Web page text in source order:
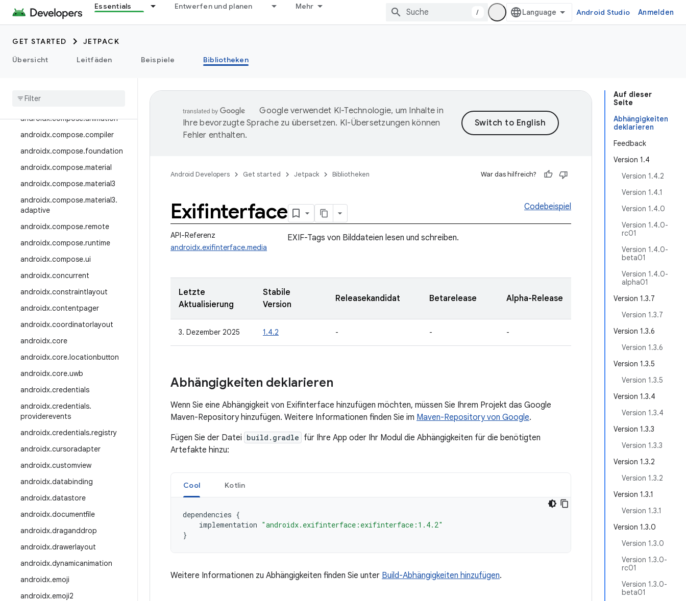
Essentials Entwerfen und planen Mehr
/ Android Studio Anmelden
GET STARTED
JETPACK
Übersicht
Leitfäden Beispiele Bibliotheken
androidx.camera.media3
androidx.camera.viewfinder
androidx.car
androidx
androidx.compose.animation
androidx.compose.compiler
androidx.compose.foundation
androidx.compose.material
androidx.compose.material3
androidx.compose.material3.
adaptive
androidx.compose.remote
androidx.compose.runtime
androidx.compose.ui
androidx.concurrent
androidx.constraintlayout
androidx.contentpager
androidx.coordinatorlayout
androidx.core
androidx.core.locationbutton
androidx.core.uwb
androidx.credentials
androidx.credentials.
providerevents
androidx.credentials.registry
androidx.cursoradapter
androidx.customview
androidx.databinding
androidx.datastore
androidx.documentfile
androidx.draganddrop
androidx.drawerlayout
androidx.dynamicanimation
androidx.emoji
androidx.emoji2
Auf dieser
Seite
Abhängigkeiten
deklarieren
Feedback
Version 1.4
Version 1.4.2
Version 1.4.1
Version 1.4.0
Version 1.4.0-
rc01
Version 1.4.0-
beta01
Version 1.4.0-
alpha01
Version 1.3.7
Version 1.3.7
Version 1.3.6
Version 1.3.6
Version 1.3.5
Version 1.3.5
Version 1.3.4
Version 1.3.4
Version 1.3.3
Version 1.3.3
Version 1.3.2
Version 1.3.2
Version 1.3.1
Version 1.3.1
Version 1.3.0
Version 1.3.0
Version 1.3.0-
rc01
Version 1.3.0-
beta01
Google verwendet KI-Technologie, um Inhalte in
Ihre bevorzugte Sprache zu übersetzen. KI-Übersetzungen können
Fehler enthalten.
Android Developers Get started Jetpack Bibliotheken War das hilfreich?
Exifinterface Codebeispiel
API-Referenz
androidx.exifinterface.media
EXIF-Tags von Bilddateien lesen und schreiben.
Letzte
Aktualisierung
Stabile
Version
Releasekandidat Betarelease Alpha-Release
3. Dezember 2025 1.4.2 - - -
Abhängigkeiten deklarieren
Wenn Sie eine Abhängigkeit von Exifinterface hinzufügen möchten, müssen Sie Ihrem Projekt das Google
Maven-Repository hinzufügen. Weitere Informationen finden Sie im Maven-Repository von Google.
Fügen Sie der Datei build.gradle für Ihre App oder Ihr Modul die Abhängigkeiten für die benötigten
Artefakte hinzu:
Cool Kotlin
dependencies {
implementation "androidx.exifinterface:exifinterface:1.4.2"
}
Weitere Informationen zu Abhängigkeiten finden Sie unter Build-Abhängigkeiten hinzufügen.